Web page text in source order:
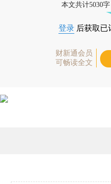
本文共计5030
登录 后获取已
财新通会员
可畅读全文